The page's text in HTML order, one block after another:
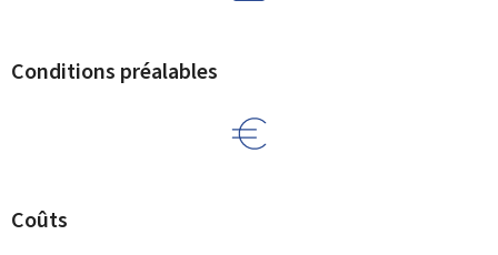
Conditions préalables
Coûts